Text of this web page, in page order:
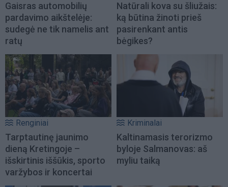
Gaisras automobilių
pardavimo aikštelėje:
sudegė ne tik namelis ant
ratų
Natūrali kova su šliužais:
ką būtina žinoti prieš
pasirenkant antis
bėgikes?
Renginiai
Tarptautinę jaunimo
dieną Kretingoje –
išskirtinis iššūkis, sporto
varžybos ir koncertai
Kriminalai
Kaltinamasis terorizmo
byloje Salmanovas: aš
myliu taiką